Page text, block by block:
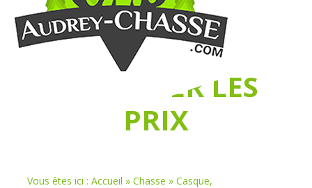
NE PERDEZ PLUS
DE TEMPS
CHASSER LES
PRIX
Vous êtes ici : Accueil » Chasse » Casque,